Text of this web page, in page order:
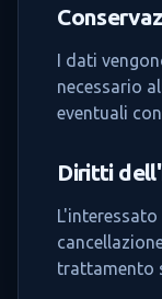
I dati
necessario
eventuali
Diritti
trattamento